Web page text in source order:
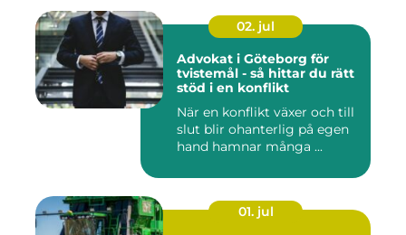
02. jul
Advokat i Göteborg för
tvistemål - så hittar du rätt
stöd i en konflikt
När en konflikt växer och till
slut blir ohanterlig på egen
hand hamnar många ...
01. jul